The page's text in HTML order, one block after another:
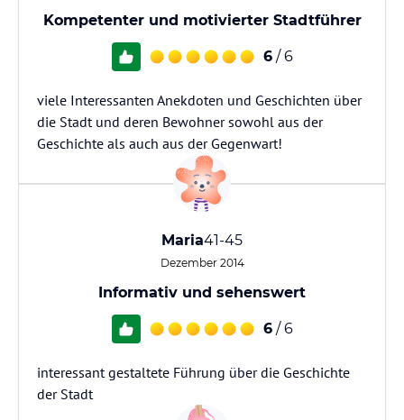
Kompetenter und motivierter Stadtführer
6 / 6
viele Interessanten Anekdoten und Geschichten über
die Stadt und deren Bewohner sowohl aus der
Geschichte als auch aus der Gegenwart!
Maria41-45
Dezember 2014
Informativ und sehenswert
6 / 6
interessant gestaltete Führung über die Geschichte
der Stadt